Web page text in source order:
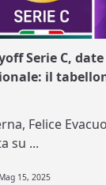
Serie C,
il
Felice
su ...
Mag 15, 2025